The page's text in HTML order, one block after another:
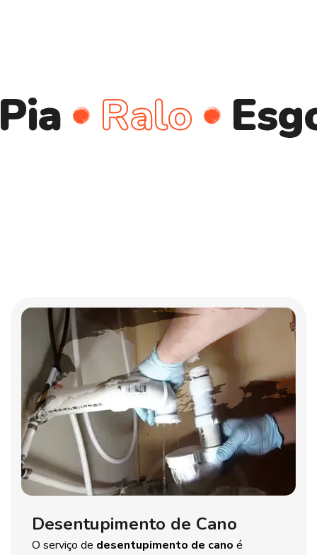
Ralo Esgoto
Desentupimento de Cano
O serviço de desentupimento de cano é